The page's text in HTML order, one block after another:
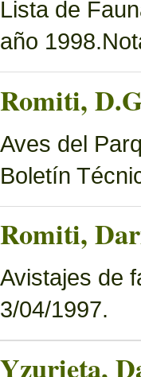
Lista de
año
Romiti,
Aves del
Boletín
Romiti,
Avistajes de
3/04/1997.
Yzurieta,